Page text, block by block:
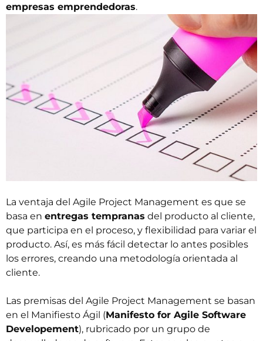
empresas emprendedoras.
La ventaja del Agile Project Management es que se
basa en entregas tempranas del producto al cliente,
que participa en el proceso, y flexibilidad para variar el
producto. Así, es más fácil detectar lo antes posibles
los errores, creando una metodología orientada al
cliente.
Las premisas del Agile Project Management se basan
en el Manifiesto Ágil (Manifesto for Agile Software
Developement), rubricado por un grupo de